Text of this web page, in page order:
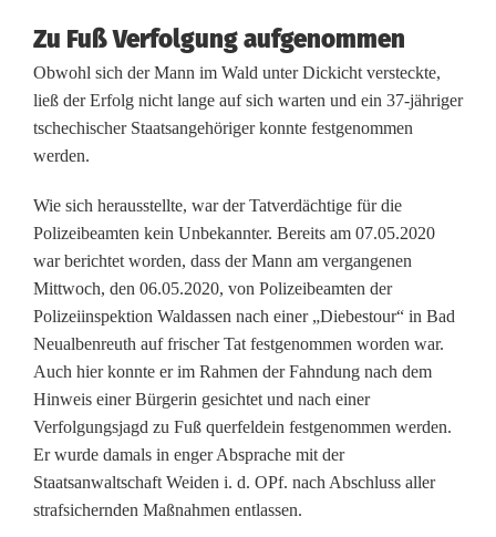
i
s
c
e
r
T
a
t
e
r
t
Zu Fuß Verfolgung aufgenommen
Obwohl sich der Mann im Wald unter Dickicht versteckte,
ließ der Erfolg nicht lange auf sich warten und ein 37-jähriger
tschechischer Staatsangehöriger konnte festgenommen
werden.
Wie sich herausstellte, war der Tatverdächtige für die
Polizeibeamten kein Unbekannter. Bereits am 07.05.2020
war berichtet worden, dass der Mann am vergangenen
Mittwoch, den 06.05.2020, von Polizeibeamten der
Polizeiinspektion Waldassen nach einer „Diebestour“ in Bad
Neualbenreuth auf frischer Tat festgenommen worden war.
Auch hier konnte er im Rahmen der Fahndung nach dem
Hinweis einer Bürgerin gesichtet und nach einer
Verfolgungsjagd zu Fuß querfeldein festgenommen werden.
Er wurde damals in enger Absprache mit der
Staatsanwaltschaft Weiden i. d. OPf. nach Abschluss aller
strafsichernden Maßnahmen entlassen.